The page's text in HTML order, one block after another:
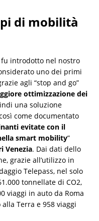
di mobilità
introdotto nel nostro
uno dei primi
agli “stop and go”
ottimizzazione dei
una soluzione
come documentato
evitate con il
smart mobility”
Venezia. Dai dati dello
grazie all’utilizzo in
Telepass, nel solo
tonnellate di CO2,
viaggi in auto da Roma
Terra e 958 viaggi